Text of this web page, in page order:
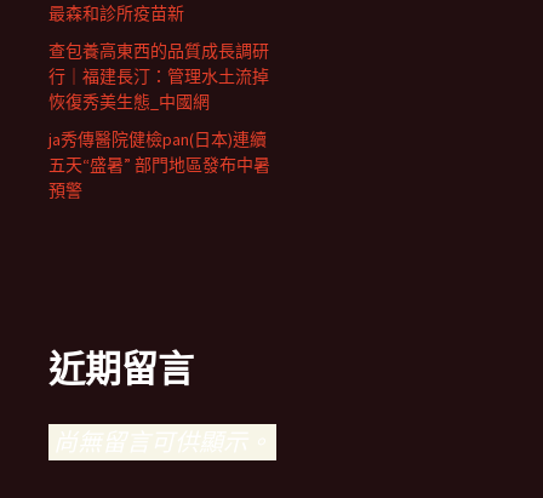
最森和診所疫苗新
查包養高東西的品質成長調研
行｜福建長汀：管理水土流掉
恢復秀美生態_中國網
ja秀傳醫院健檢pan(日本)連續
五天“盛暑” 部門地區發布中暑
預警
近期留言
尚無留言可供顯示。